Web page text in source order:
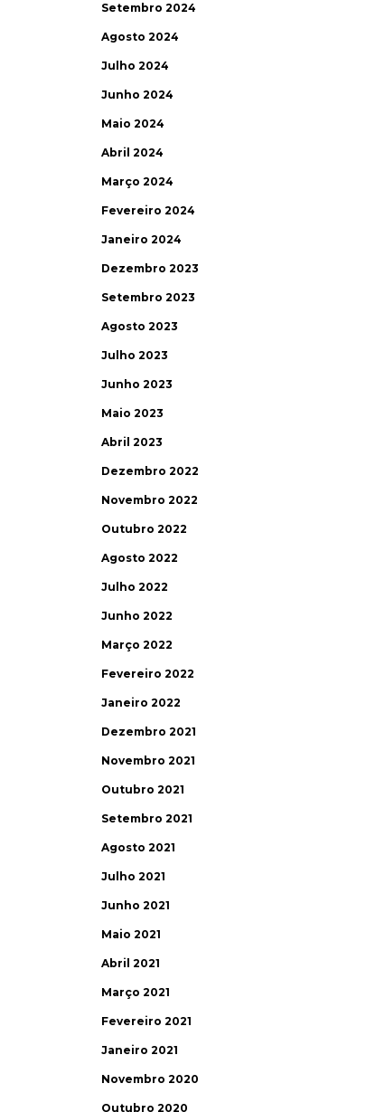
Setembro 2024
Agosto 2024
Julho 2024
Junho 2024
Maio 2024
Abril 2024
Março 2024
Fevereiro 2024
Janeiro 2024
Dezembro 2023
Setembro 2023
Agosto 2023
Julho 2023
Junho 2023
Maio 2023
Abril 2023
Dezembro 2022
Novembro 2022
Outubro 2022
Agosto 2022
Julho 2022
Junho 2022
Março 2022
Fevereiro 2022
Janeiro 2022
Dezembro 2021
Novembro 2021
Outubro 2021
Setembro 2021
Agosto 2021
Julho 2021
Junho 2021
Maio 2021
Abril 2021
Março 2021
Fevereiro 2021
Janeiro 2021
Novembro 2020
Outubro 2020